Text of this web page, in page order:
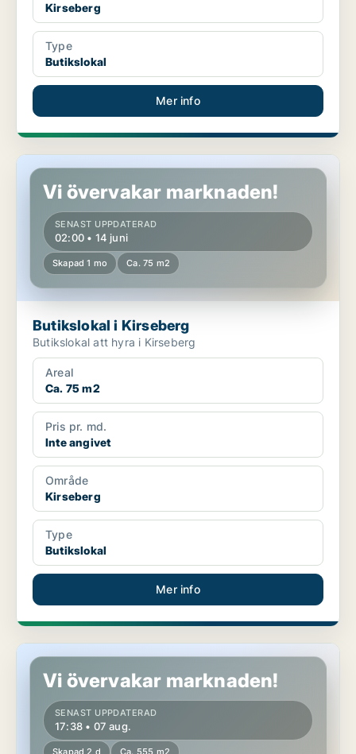
Kirseberg
Type
Butikslokal
Mer info
Butikslokal i Kirseberg
Vi övervakar marknaden!
SENAST UPPDATERAD
02:00 • 14 juni
Skapad 1 mo Ca. 75 m2
Butikslokal i Kirseberg
Butikslokal att hyra i Kirseberg
Areal
Ca. 75 m2
Pris pr. md.
Inte angivet
Område
Kirseberg
Type
Butikslokal
Mer info
Butikslokal i Kirseberg
Vi övervakar marknaden!
SENAST UPPDATERAD
17:38 • 07 aug.
Skapad 2 d Ca. 555 m2